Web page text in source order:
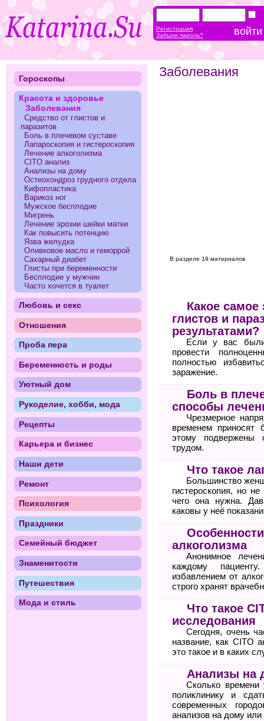
Заболевания
В разделе 19 материалов
Какое
глистов и
результатами?
Если у вас были
провести
полностью
заражение.
Боль в
способы
Чрезмерное
временем
этому подвержены
трудом.
Что такое
Большинство
гистероскопия, но
чего она нужна.
каковы у неё
алкоголизма
Анонимное
каждому
избавлением от
строго хранят
Что такое
исследования
Сегодня, очень
название, как CITO
это такое и в каких
Анализы на
Сколько
поликлинику и
современных
анализов на дому
Гороскопы
Красота и здоровье
Заболевания
Средство от глистов и
паразитов
Боль в плечевом суставе
Лапароскопия и гистероскопия
Лечение алкоголизма
CITO анализ
Анализы на дому
Остеохондроз грудного отдела
Кифопластика
Варикоз ног
Мужское бесплодие
Мигрень
Лечение эрозии шейки матки
Как повысить потенцию
Язва желудка
Оливковое масло и геморрой
Сахарный диабет
Глисты при беременности
Бесплодие у мужчин
Часто хочется в туалет
Любовь и секс
Отношения
Проба пера
Беременность и роды
Уютный дом
Рукоделие, хобби, мода
Рецепты
Карьера и бизнес
Наши дети
Ремонт
Психология
Праздники
Семейный бюджет
Знаменитости
Путешествия
Мода и стиль
Регистрация
Забыли пароль?